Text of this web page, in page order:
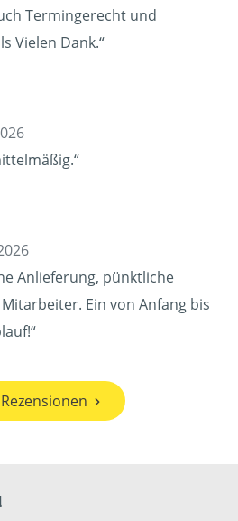
Termingerecht und
Vielen Dank.“
Anlieferung, pünktliche
Ein von Anfang bis